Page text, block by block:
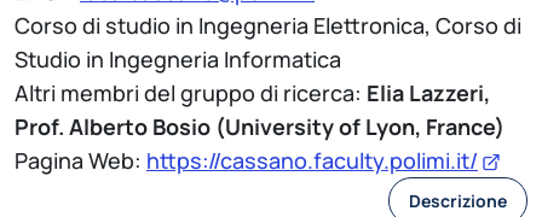
Corso di studio in Ingegneria Elettronica, Corso di
Studio in Ingegneria Informatica
Altri membri del gruppo di ricerca: Elia Lazzeri,
Prof. Alberto Bosio (University of Lyon, France)
Pagina Web: https://cassano.faculty.polimi.it/
Descrizione